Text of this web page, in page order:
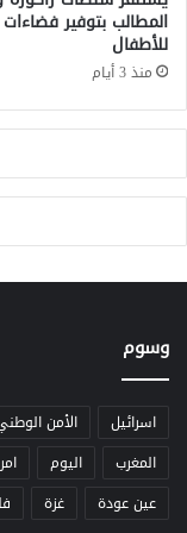
أ
ج
ل
ل
ت
ا
ر
ع
ل
ط
ر
ي
ف
ي
ج
ت
ت
المطالب بتوفير
للأطفال
منذ 3 أيام
وسوم
اسرائيل الأمن
المغرب
اليوم
عين عودة
غزة